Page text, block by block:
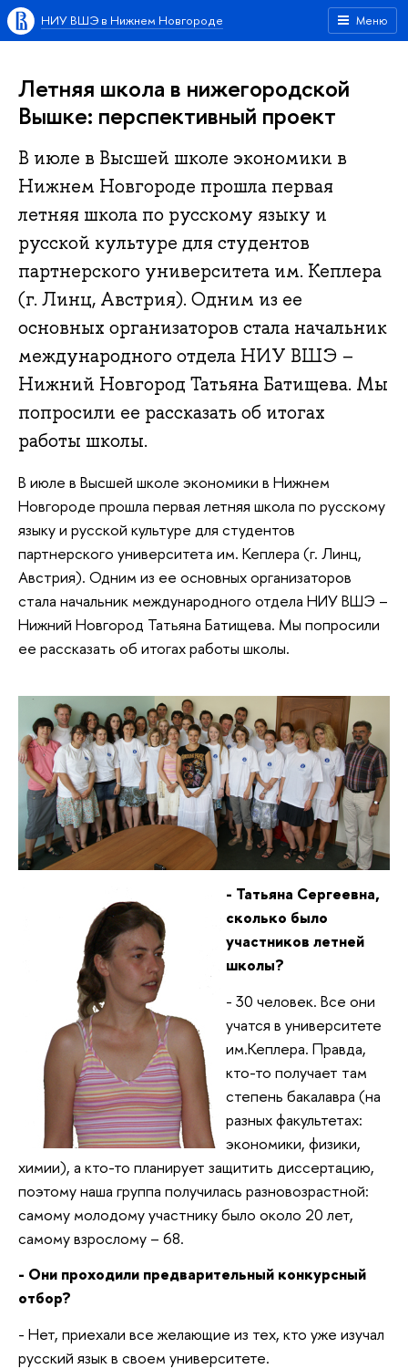
Меню
НИУ ВШЭ в Нижнем Новгороде
Летняя школа в нижегородской
Вышке: перспективный проект
В июле в Высшей школе экономики в
Нижнем Новгороде прошла первая
летняя школа по русскому языку и
русской культуре для студентов
партнерского университета им. Кеплера
(г. Линц, Австрия). Одним из ее
основных организаторов стала начальник
международного отдела НИУ ВШЭ –
Нижний Новгород Татьяна Батищева. Мы
попросили ее рассказать об итогах
работы школы.
В июле в Высшей школе экономики в Нижнем
Новгороде прошла первая летняя школа по русскому
языку и русской культуре для студентов
партнерского университета им. Кеплера (г. Линц,
Австрия). Одним из ее основных организаторов
стала начальник международного отдела НИУ ВШЭ –
Нижний Новгород Татьяна Батищева. Мы попросили
ее рассказать об итогах работы школы.
- Татьяна Сергеевна,
сколько было
участников летней
школы?
- 30 человек. Все они
учатся в университете
им.Кеплера. Правда,
кто-то получает там
степень бакалавра (на
разных факультетах:
экономики, физики,
химии), а кто-то планирует защитить диссертацию,
поэтому наша группа получилась разновозрастной:
самому молодому участнику было около 20 лет,
самому взрослому – 68.
- Они проходили предварительный конкурсный
отбор?
- Нет, приехали все желающие из тех, кто уже изучал
русский язык в своем университете.